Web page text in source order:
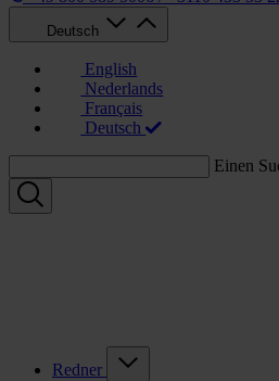
Deutsch
English
Nederlands
Français
Deutsch
Einen
Redner